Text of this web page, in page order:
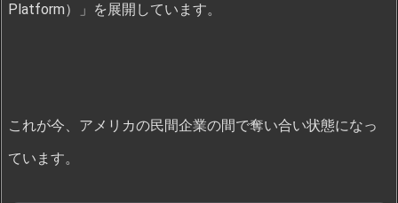
Platform）」を展開しています。
これが今、アメリカの民間企業の間で奪い合い状態になっ
ています。